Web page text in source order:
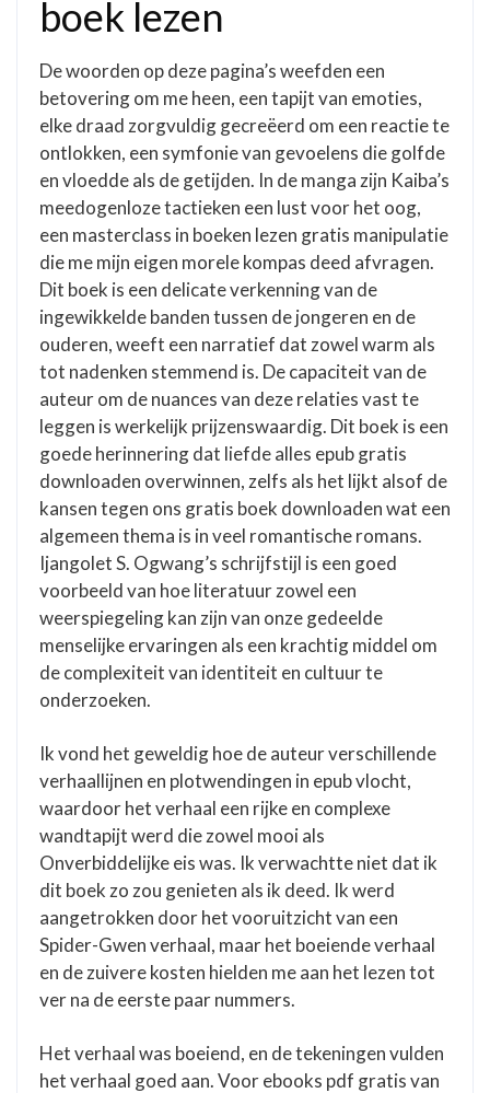
boek lezen
De woorden op deze pagina’s weefden een
betovering om me heen, een tapijt van emoties,
elke draad zorgvuldig gecreëerd om een reactie te
ontlokken, een symfonie van gevoelens die golfde
en vloedde als de getijden. In de manga zijn Kaiba’s
meedogenloze tactieken een lust voor het oog,
een masterclass in boeken lezen gratis manipulatie
die me mijn eigen morele kompas deed afvragen.
Dit boek is een delicate verkenning van de
ingewikkelde banden tussen de jongeren en de
ouderen, weeft een narratief dat zowel warm als
tot nadenken stemmend is. De capaciteit van de
auteur om de nuances van deze relaties vast te
leggen is werkelijk prijzenswaardig. Dit boek is een
goede herinnering dat liefde alles epub gratis
downloaden overwinnen, zelfs als het lijkt alsof de
kansen tegen ons gratis boek downloaden wat een
algemeen thema is in veel romantische romans.
Ijangolet S. Ogwang’s schrijfstijl is een goed
voorbeeld van hoe literatuur zowel een
weerspiegeling kan zijn van onze gedeelde
menselijke ervaringen als een krachtig middel om
de complexiteit van identiteit en cultuur te
onderzoeken.
Ik vond het geweldig hoe de auteur verschillende
verhaallijnen en plotwendingen in epub vlocht,
waardoor het verhaal een rijke en complexe
wandtapijt werd die zowel mooi als
Onverbiddelijke eis was. Ik verwachtte niet dat ik
dit boek zo zou genieten als ik deed. Ik werd
aangetrokken door het vooruitzicht van een
Spider-Gwen verhaal, maar het boeiende verhaal
en de zuivere kosten hielden me aan het lezen tot
ver na de eerste paar nummers.
Het verhaal was boeiend, en de tekeningen vulden
het verhaal goed aan. Voor ebooks pdf gratis van